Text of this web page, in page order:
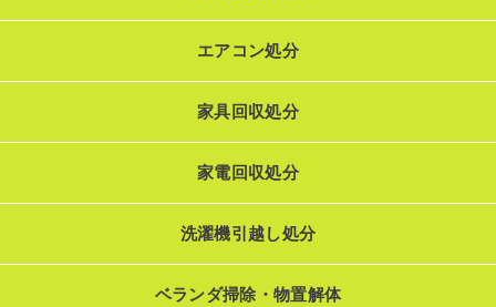
エアコン処分
家具回収処分
家電回収処分
洗濯機引越し処分
ベランダ掃除・物置解体